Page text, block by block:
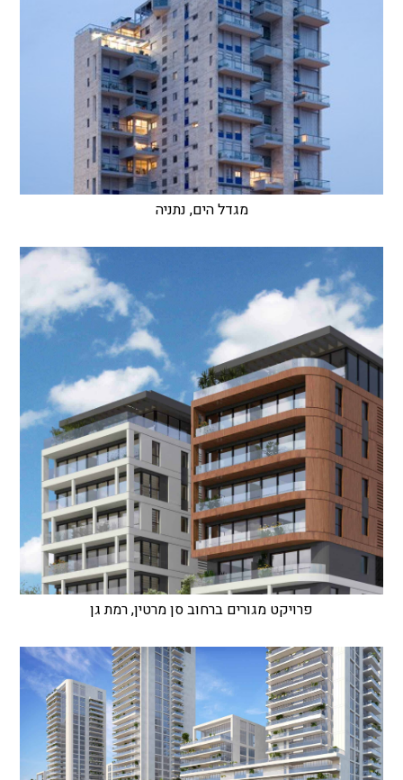
מגדל הים, נתניה
פרויקט מגורים ברחוב סן מרטין, רמת גן